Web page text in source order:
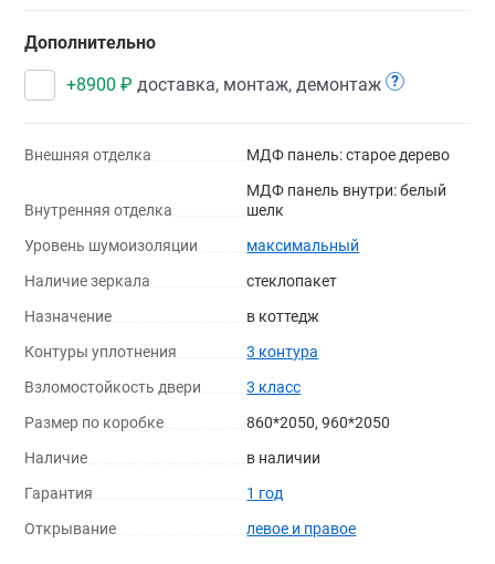
Дополнительно
+8900 ₽ доставка, монтаж, демонтаж ?
Внешняя отделка МДФ панель: старое дерево
Внутренняя отделка
МДФ панель внутри: белый
шелк
Уровень шумоизоляции
максимальный
Наличие зеркала
стеклопакет
Назначение
в коттедж
Контуры уплотнения
3 контура
Взломостойкость двери
3 класс
Размер по коробке
860*2050, 960*2050
Наличие
в наличии
Гарантия
1 год
Открывание
левое и правое